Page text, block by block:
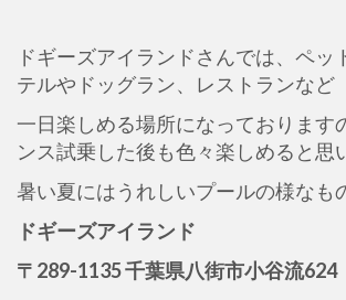
ドギーズアイランドさんでは、ペッ
テルやドッグラン、レストランなど
一日楽しめる場所になっております
ンス試乗した後も色々楽しめると思
暑い夏にはうれしいプールの様なも
ドギーズアイランド
〒289-1135 千葉県八街市小谷流624